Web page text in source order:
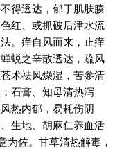
得透达，郁于肌肤腠
红、或抓破后津水流
。痒自风而来，止痒
蜕之辛散透达，疏风
术祛风燥湿，苦参清
石膏、知母清热泻
热内郁，易耗伤阴
生地、胡麻仁养血活
为佐。甘草清热解毒，